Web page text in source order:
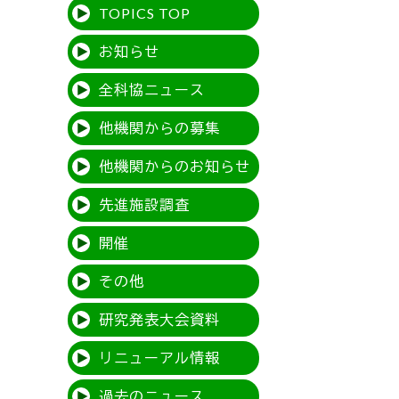
TOPICS TOP
お知らせ
全科協ニュース
他機関からの募集
他機関からのお知らせ
先進施設調査
開催
その他
研究発表大会資料
リニューアル情報
過去のニュース